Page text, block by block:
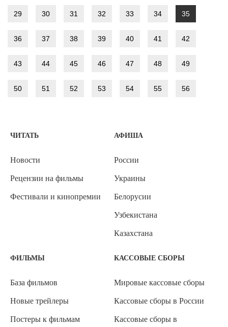
29 30 31 32 33 34 35
36 37 38 39 40 41 42
43 44 45 46 47 48 49
50 51 52 53 54 55 56
ЧИТАТЬ
Новости
Рецензии на фильмы
Фестивали и кинопремии
АФИША
России
Украины
Белорусии
Узбекистана
Казахстана
ФИЛЬМЫ
База фильмов
Новые трейлеры
Постеры к фильмам
КАССОВЫЕ СБОРЫ
Мировые кассовые сборы
Кассовые сборы в России
Кассовые сборы в